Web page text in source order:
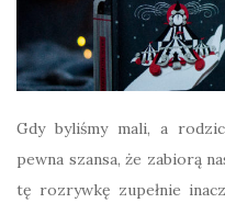
Gdy byliśmy mali, a
pewna szansa, że zabiorą
tę rozrywkę zupełnie